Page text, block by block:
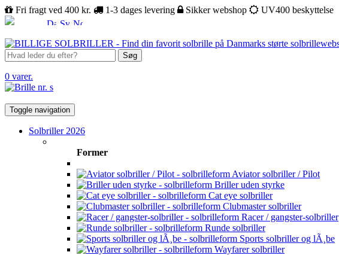
Fri fragt ved 400 kr. 1-3 dages levering Sikker webshop UV400 beskyttelse
Søg
0 varer.
Toggle navigation
Solbriller 2026
Former
Aviator solbriller / Pilot
Briller uden styrke
Cat eye solbriller
Clubmaster solbriller
Racer / gangster-solbriller
Runde solbriller
Sports solbriller og lÃ¸be
Wayfarer solbriller